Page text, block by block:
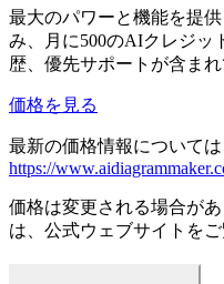
最大のパワーと機能を提
み、月に500のAIクレジッ
歴、優先サポートが含まれ
価格を見る
最新の価格情報について
https://
価格は変更される場合が
は、公式ウェブサイトをご